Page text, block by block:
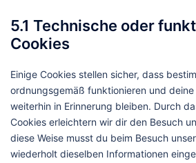
5.1 Technische oder
Cookies
Einige Cookies stellen sicher, dass
ordnungsgemäß funktionieren und
weiterhin in Erinnerung bleiben. Durch
Cookies erleichtern wir dir den Besuch
diese Weise musst du beim Besuch
wiederholt dieselben Informationen